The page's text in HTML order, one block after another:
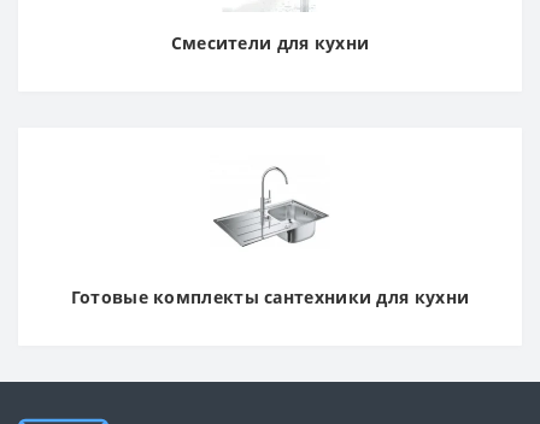
Смесители для кухни
Готовые комплекты сантехники для кухни